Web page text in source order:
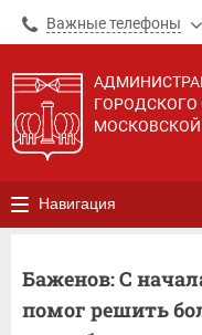
Важные телефоны
ГОРОДСКОГО
Навигация
Баженов: С
помог решить